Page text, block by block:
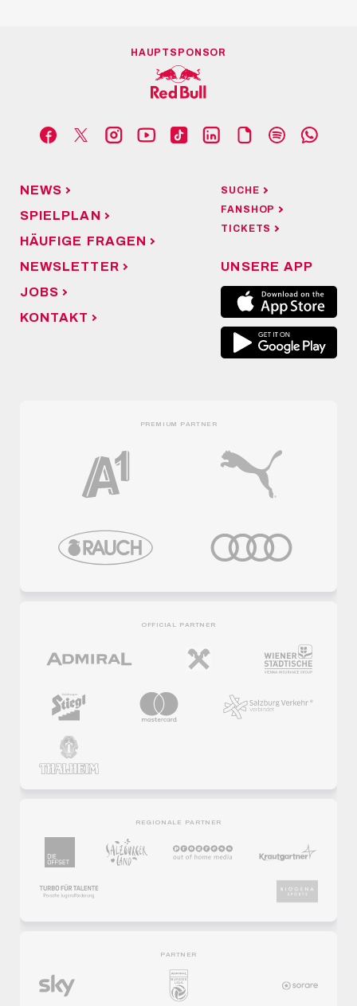
HAUPTSPONSOR
NEWS
SPIELPLAN
HÄUFIGE FRAGEN
NEWSLETTER
JOBS
KONTAKT
SUCHE
FANSHOP
TICKETS
UNSERE APP
PREMIUM PARTNER
OFFICIAL PARTNER
REGIONALE PARTNER
PARTNER